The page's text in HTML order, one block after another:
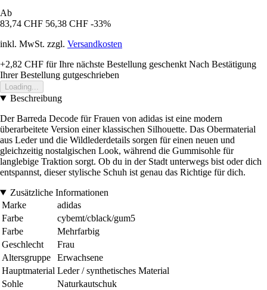
Ab
83,74 CHF 56,38 CHF -33%
inkl. MwSt. zzgl. Versandkosten
+2,82 CHF für Ihre nächste Bestellung geschenkt Nach Bestätigung
Ihrer Bestellung gutgeschrieben
Loading...
Beschreibung
Der Barreda Decode für Frauen von adidas ist eine modern
überarbeitete Version einer klassischen Silhouette. Das Obermaterial
aus Leder und die Wildlederdetails sorgen für einen neuen und
gleichzeitig nostalgischen Look, während die Gummisohle für
langlebige Traktion sorgt. Ob du in der Stadt unterwegs bist oder dich
entspannst, dieser stylische Schuh ist genau das Richtige für dich.
Zusätzliche Informationen
Marke
adidas
Farbe
cybemt/cblack/gum5
Farbe
Mehrfarbig
Geschlecht
Frau
Altersgruppe
Erwachsene
Hauptmaterial Leder / synthetisches Material
Sohle
Naturkautschuk